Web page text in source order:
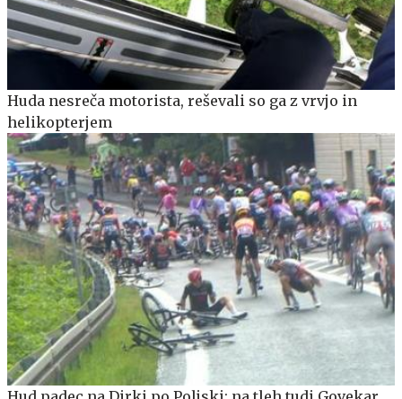
Huda nesreča motorista, reševali so ga z vrvjo in
helikopterjem